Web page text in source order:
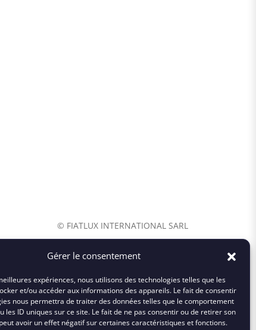
Gérer le consentement
expériences, nous utilisons des technologies telles que les
et/ou accéder aux informations des appareils. Le fait de consentir
nous permettra de traiter des données telles que le comportement
les ID uniques sur ce site. Le fait de ne pas consentir ou de retirer son
avoir un effet négatif sur certaines caractéristiques et fonctions.
© FIATLUX INTERNATIONAL SARL